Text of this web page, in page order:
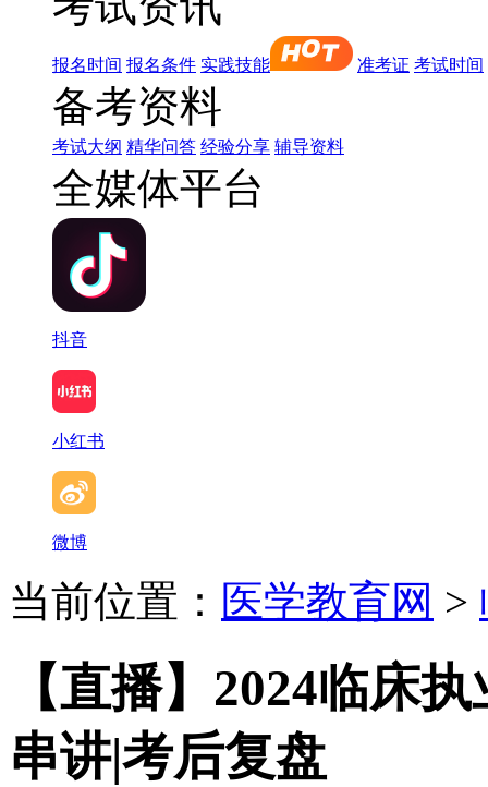
报名时间 报名条件 实践技能 准考证 考试时间
备考资料
考试大纲 精华问答 经验分享 辅导资料
全媒体平台
抖音
小红书
微博
当前位置： 医学教育网 >
【直播】2024临床
串讲|考后复盘